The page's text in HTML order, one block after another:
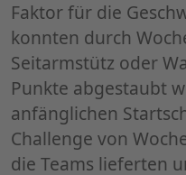
Faktor für die
konnten durch
Seitarmstütz oder
Punkte abgestaubt
anfänglichen
Challenge von
die Teams lieferten